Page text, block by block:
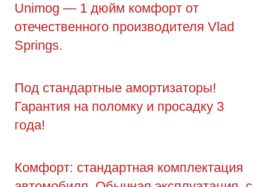
Unimog — 1 дюйм комфорт от
отечественного производителя Vlad
Springs.
Под стандартные амортизаторы!
Гарантия на поломку и просадку 3
года!
Комфорт: стандартная комплектация